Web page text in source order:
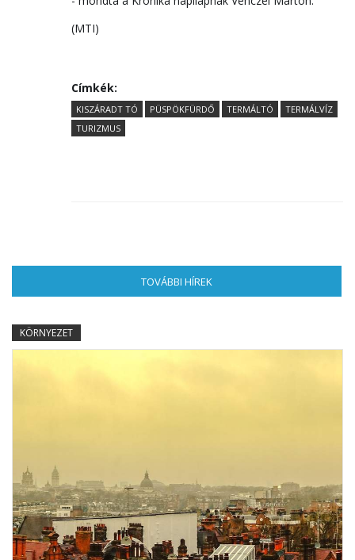
(MTI)
Címkék:
KISZÁRADT TÓ PÜSPÖKFÜRDŐ TERMÁLTÓ
TERMÁLVÍZ
TURIZMUS
TOVÁBBI HÍREK
KÖRNYEZET